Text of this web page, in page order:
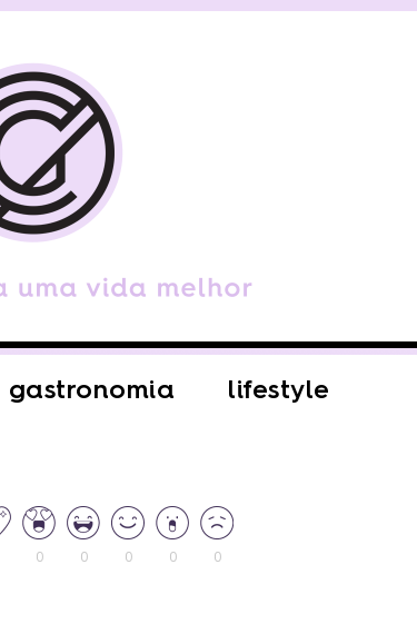
gastronomia lifestyle
0 0 0 0 0